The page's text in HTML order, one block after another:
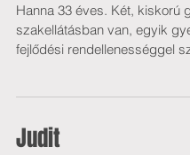
Hanna 33 éves. Két, kiskorú
szakellátásban van, egyik
fejlődési rendellenességgel
Judit